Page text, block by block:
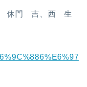
休門 吉、西 生